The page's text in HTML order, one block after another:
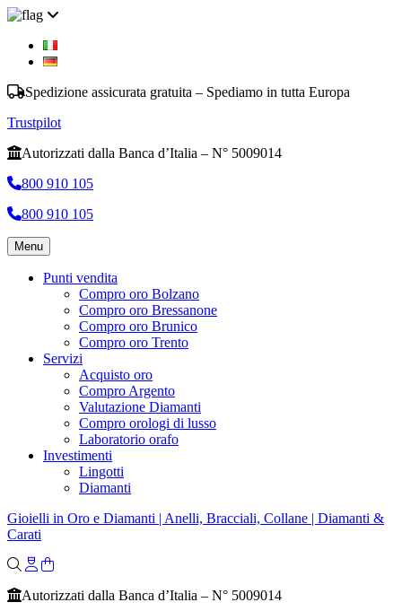
Spedizione assicurata gratuita – Spediamo in tutta Europa
Trustpilot
Autorizzati dalla Banca d’Italia – N° 5009014
800 910 105
800 910 105
Menu
Punti vendita
Compro oro Bolzano
Compro oro Bressanone
Compro oro Brunico
Compro oro Trento
Servizi
Acquisto oro
Compro Argento
Valutazione Diamanti
Compro orologi di lusso
Laboratorio orafo
Investimenti
Lingotti
Diamanti
Gioielli in Oro e Diamanti | Anelli, Bracciali, Collane | Diamanti &
Carati
Autorizzati dalla Banca d’Italia – N° 5009014